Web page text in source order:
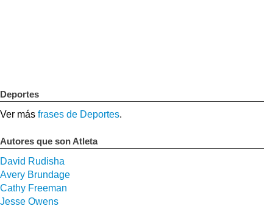
Deportes
Ver más frases de Deportes.
Autores que son Atleta
David Rudisha
Avery Brundage
Cathy Freeman
Jesse Owens